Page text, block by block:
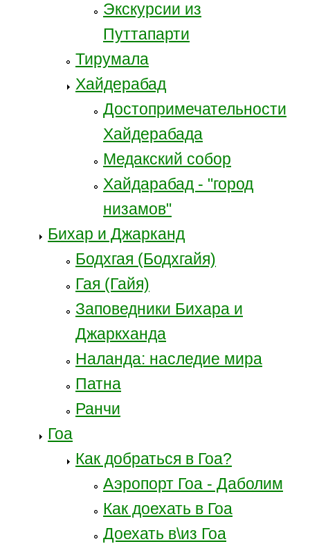
Экскурсии из
Путтапарти
Тирумала
Хайдерабад
Достопримечательности
Хайдерабада
Медакский собор
Хайдарабад - "город
низамов"
Бихар и Джарканд
Бодхгая (Бодхгайя)
Гая (Гайя)
Заповедники Бихара и
Джаркханда
Наланда: наследие мира
Патна
Ранчи
Гоа
Как добраться в Гоа?
Аэропорт Гоа - Даболим
Как доехать в Гоа
Доехать в\из Гоа